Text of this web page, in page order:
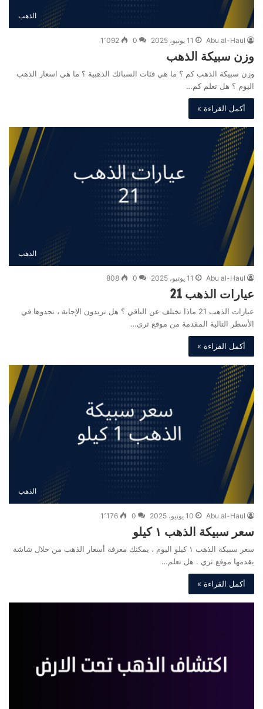
الذهب
Abu al-Haul 11 يونيو، 2025 0 1٬092
وزن سبيكة الذهب
وزن سبيكة الذهب كم ؟ ما هي فئات السبائك الذهبية ؟ ما هي اسعار الذهب
اليوم ؟ هل تعلم كم…
أكمل القراءة »
الذهب
Abu al-Haul 11 يونيو، 2025 0
808
عيارات الذهب 21
عيارات الذهب 21 ماذا تختلف عن الباقي ؟ هل تريدون الإجابة ، تجدوها في
الأسطر التالية المقدمة من موقع ثري…
أكمل القراءة »
الذهب
Abu al-Haul 10 يونيو، 2025 0 1٬176
سعر سبيكة الذهب ١ كيلو
سعر سبيكة الذهب ١ كيلو اليوم ، يمكنك معرفة أسعار الذهب من خلال شاشة
يقدمها موقع ثري . هل تعلم…
أكمل القراءة »